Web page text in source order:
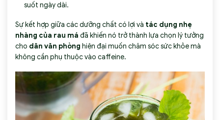
suốt ngày dài.
Sự kết hợp giữa các dưỡng chất có lợi và tác dụng nhẹ
nhàng của rau má đã khiến nó trở thành lựa chọn lý tưởng
cho dân văn phòng hiện đại muốn chăm sóc sức khỏe mà
không cần phụ thuộc vào caffeine.